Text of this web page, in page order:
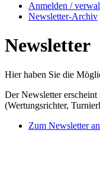
Anmelden /
Newsletter-Archiv
Newsletter
Hier haben Sie die
Der Newsletter erscheint
(Wertungsrichter,
Zum Newsletter